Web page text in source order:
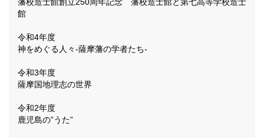
館
令和4年度
神をめぐる人々-薩摩藩の学者たち-
令和3年度
薩摩国地理志の世界
令和2年度
鹿児島の”うた”